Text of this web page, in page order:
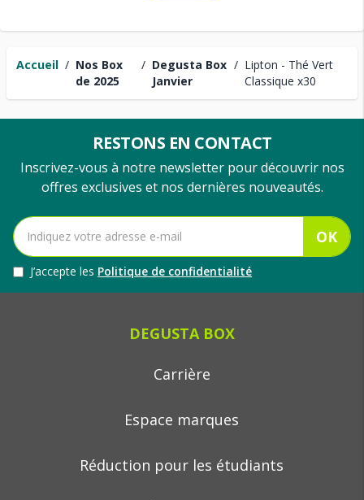
Accueil / Nos Box
de 2025
/ Degusta Box
Janvier
/ Lipton - Thé Vert
Classique x30
RESTONS EN CONTACT
Inscrivez-vous à notre newsletter pour découvrir nos
offres exclusives et nos dernières nouveautés.
OK
J’accepte les Politique de confidentialité
DEGUSTA BOX
Carrière
Espace marques
Réduction pour les étudiants